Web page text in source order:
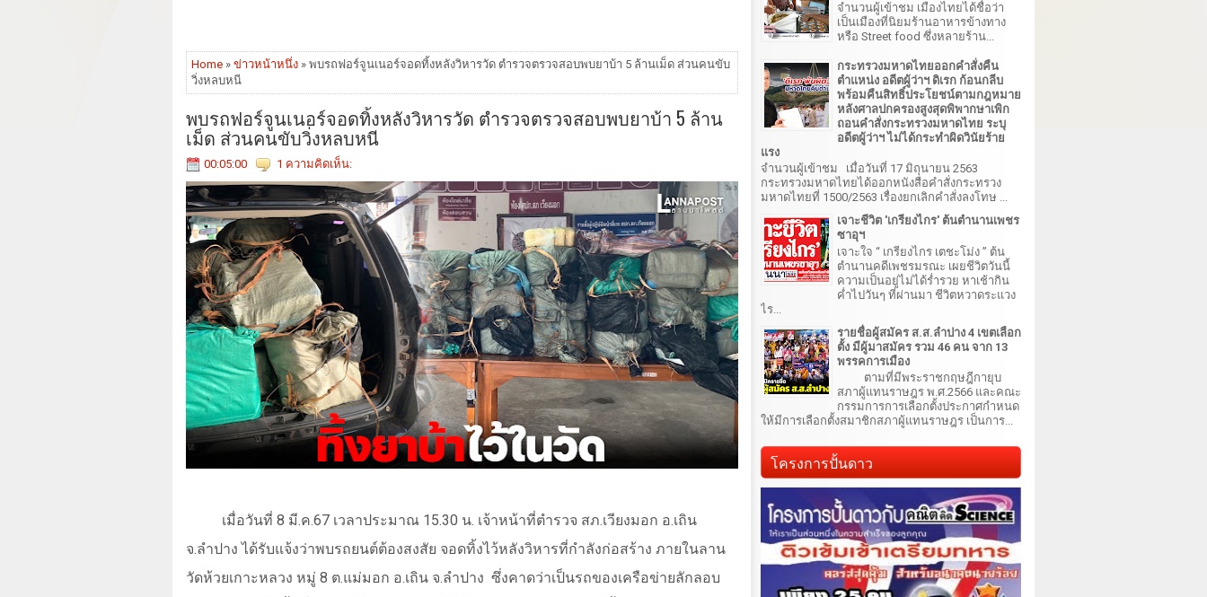
Home » ข่าวหน้าหนึ่ง » พบรถฟอร์จูนเนอร์จอดทิ้งหลังวิหารวัด ตำรวจตรวจสอบพบยาบ้า 5 ล้านเม็ด ส่วนคนขับ
วิ่งหลบหนี
พบรถฟอร์จูนเนอร์จอดทิ้งหลังวิหารวัด ตำรวจตรวจสอบพบยาบ้า 5 ล้าน
เม็ด ส่วนคนขับวิ่งหลบหนี
00:05:00 1 ความคิดเห็น:
เมื่อวันที่ 8 มี.ค.67 เวลาประมาณ 15.30 น. เจ้าหน้าที่ตำรวจ สภ.เวียงมอก อ.เถิน
จ.ลำปาง ได้รับแจ้งว่าพบรถยนต์ต้องสงสัย จอดทิ้งไว้หลังวิหารที่กำลังก่อสร้าง ภายในลาน
วัดห้วยเกาะหลวง หมู่ 8 ต.แม่มอก อ.เถิน จ.ลำปาง ซึ่งคาดว่าเป็นรถของเครือข่ายลักลอบ
จำนวนผู้เข้าชม เมืองไทยได้ชื่อว่า
เป็นเมืองที่นิยมร้านอาหารข้างทาง
หรือ Street food ซึ่งหลายร้าน...
กระทรวงมหาดไทยออกคำสั่งคืน
ตำแหน่ง อดีตผู้ว่าฯ ดิเรก ก้อนกลีบ
พร้อมคืนสิทธิ์ประโยชน์ตามกฎหมาย
หลังศาลปกครองสูงสุดพิพากษาเพิก
ถอนคำสั่งกระทรวงมหาดไทย ระบุ
อดีตผู้ว่าฯ ไม่ได้กระทำผิดวินัยร้าย
แรง
จำนวนผู้เข้าชม เมื่อวันที่ 17 มิถุนายน 2563
กระทรวงมหาดไทยได้ออกหนังสือคำสั่งกระทรวง
มหาดไทยที่ 1500/2563 เรื่องยกเลิกคำสั่งลงโทษ ...
เจาะชีวิต 'เกรียงไกร' ต้นตำนานเพชร
ซาอุฯ
เจาะใจ “ เกรียงไกร เตชะโม่ง ” ต้น
ตำนานคดีเพชรมรณะ เผยชีวิตวันนี้
ความเป็นอยู่ไม่ได้ร่ำรวย หาเช้ากิน
ค่ำไปวันๆ ที่ผ่านมา ชีวิตหวาดระแวง
ไร...
รายชื่อผู้สมัคร ส.ส.ลำปาง 4 เขตเลือก
ตั้ง มีผู้มาสมัคร รวม 46 คน จาก 13
พรรคการเมือง
ตามที่มีพระราชกฤษฎีกายุบ
สภาผู้แทนราษฎร พ.ศ.2566 และคณะ
กรรมการการเลือกตั้งประกาศกำหนด
ให้มีการเลือกตั้งสมาชิกสภาผู้แทนราษฎร เป็นการ...
โครงการปั้นดาว